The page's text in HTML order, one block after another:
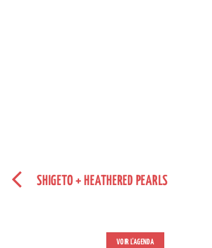
SHIGETO + HEATHERED PEARLS
VOIR L'AGENDA